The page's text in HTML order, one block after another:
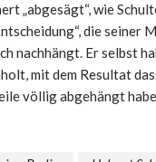
„abgesägt“, wie
die seiner
nachhängt. Er selbst
mit dem Resultat
völlig abgehängt